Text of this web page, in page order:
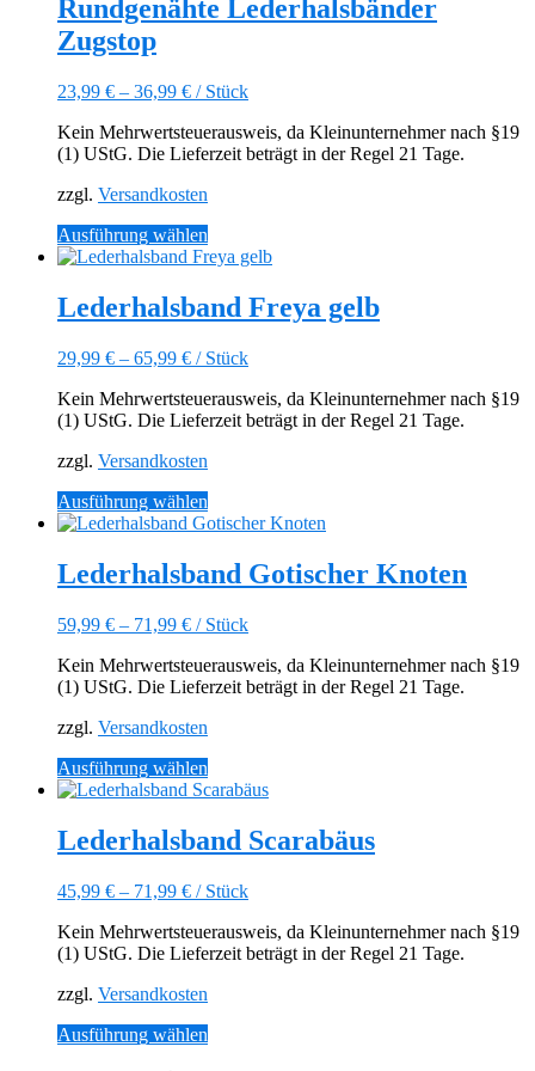
Rundgenähte Lederhalsbänder
Zugstop
23,99 € – 36,99 € / Stück
Kein Mehrwertsteuerausweis, da Kleinunternehmer nach §19
(1) UStG. Die Lieferzeit beträgt in der Regel 21 Tage.
zzgl. Versandkosten
Ausführung wählen
Produkt
mehrere
Varianten
Die
können
auf
Produktseite
gewählt
werden
Lederhalsband Freya gelb
29,99 € – 65,99 € / Stück
Kein Mehrwertsteuerausweis, da Kleinunternehmer nach §19
(1) UStG. Die Lieferzeit beträgt in der Regel 21 Tage.
zzgl. Versandkosten
Ausführung wählen
Produkt
mehrere
Varianten
Die
können
auf
Produktseite
gewählt
werden
Lederhalsband Gotischer Knoten
59,99 € – 71,99 € / Stück
Kein Mehrwertsteuerausweis, da Kleinunternehmer nach §19
(1) UStG. Die Lieferzeit beträgt in der Regel 21 Tage.
zzgl. Versandkosten
Ausführung wählen
Produkt
mehrere
Varianten
Die
können
auf
Produktseite
gewählt
werden
Lederhalsband Scarabäus
45,99 € – 71,99 € / Stück
Kein Mehrwertsteuerausweis, da Kleinunternehmer nach §19
(1) UStG. Die Lieferzeit beträgt in der Regel 21 Tage.
zzgl. Versandkosten
Ausführung wählen